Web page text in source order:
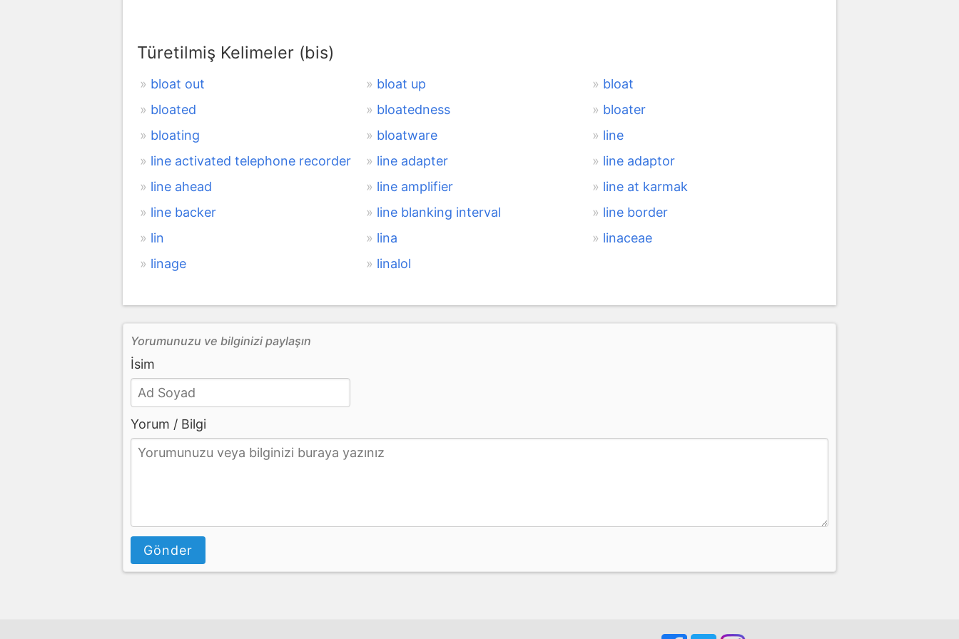
Türetilmiş Kelimeler (bis)
bloat out bloat up
bloat
bloated
bloatedness
bloater
bloating
bloatware
line
line activated telephone recorder
line adapter
line adaptor
line ahead
line amplifier
line at karmak
line backer
line blanking interval
line border
lin
lina
linaceae
linage
linalol
Yorumunuzu ve bilginizi paylaşın
İsim
Yorum / Bilgi
Gönder